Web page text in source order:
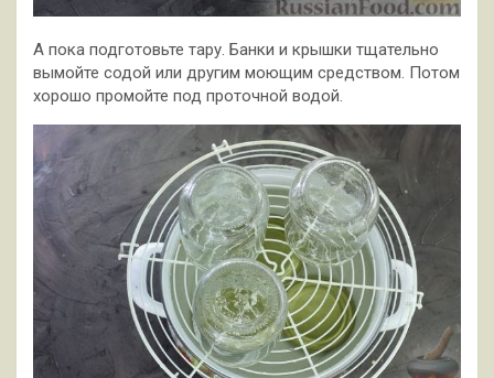
А пока подготовьте тару. Банки и крышки тщательно
вымойте содой или другим моющим средством. Потом
хорошо промойте под проточной водой.